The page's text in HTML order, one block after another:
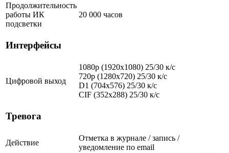
Продолжительность
работы ИК
подсветки
20 000 часов
Интерфейсы
Цифровой выход
1080p (1920х1080) 25/30 к/с
720p (1280x720) 25/30 к/с
D1 (704x576) 25/30 к/с
CIF (352x288) 25/30 к/с
Тревога
Действие
Отметка в журнале / запись /
уведомление по email